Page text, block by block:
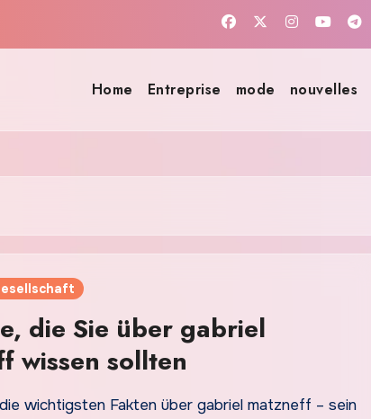
Home Entreprise mode nouvelles
die Sie über gabriel
wissen sollten
wichtigsten Fakten über gabriel matzneff – sein